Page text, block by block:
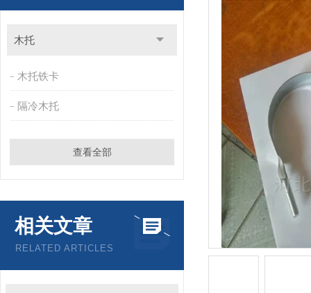
木托
木托铁卡
隔冷木托
查看全部
相关文章
RELATED ARTICLES